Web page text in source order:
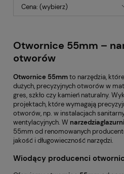
Cena: (wybierz)
Otwornice 55mm –
otworów
Otwornice 55mmto narzędzia,
dużych, precyzyjnych otworów w
gres, szkło czy kamień naturalny.
projektach, które wymagają
otworów, np. w instalacjach
wentylacyjnych. W
55mm od renomowanych
jakość i długowieczność narzędzi.
Wiodący producenci